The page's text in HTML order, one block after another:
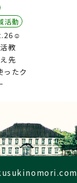
活動
教
先
たク